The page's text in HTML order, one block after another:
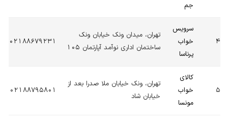
جم
4
سرویس
خواب
پرناسا
تهران، میدان ونک خیابان ونک
ساختمان اداری نوآمد آپارتمان 105
02188679231
5
کالای
خواب
مونسا
تهران، ونک خیابان ملا صدرا بعد از
خیابان شاد
02188795801